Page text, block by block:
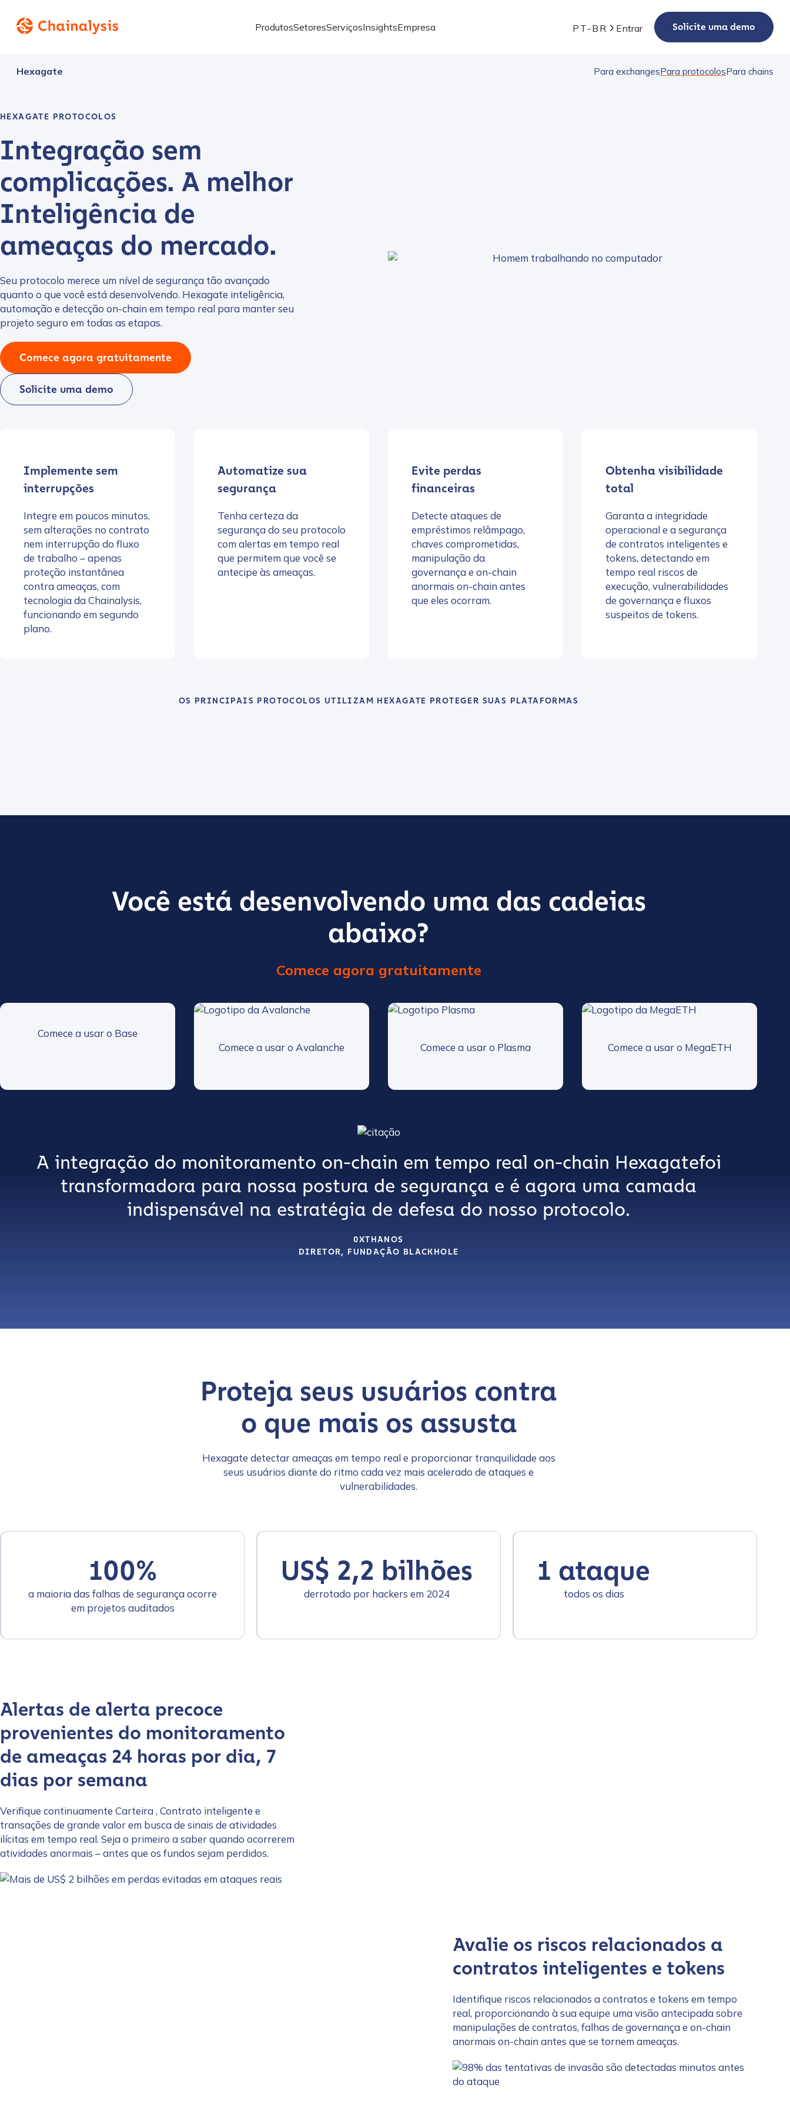
ProdutosSetoresServiçosInsightsEmpresa PT-BR Entrar Solicite uma demo
Hexagate Para exchangesPara protocolosPara chains
HEXAGATE PROTOCOLOS
Integração sem
complicações. A melhor
Inteligência de
ameaças do mercado.
Seu protocolo merece um nível de segurança tão avançado
quanto o que você está desenvolvendo. Hexagate inteligência,
automação e detecção on-chain em tempo real para manter seu
projeto seguro em todas as etapas.
Comece agora gratuitamente
Solicite uma demo
Implemente sem
interrupções
Integre em poucos minutos,
sem alterações no contrato
nem interrupção do fluxo
de trabalho – apenas
proteção instantânea
contra ameaças, com
tecnologia da Chainalysis,
funcionando em segundo
plano.
Automatize sua
segurança
Tenha certeza da
segurança do seu protocolo
com alertas em tempo real
que permitem que você se
antecipe às ameaças.
Evite perdas
financeiras
Detecte ataques de
empréstimos relâmpago,
chaves comprometidas,
manipulação da
governança e on-chain
anormais on-chain antes
que eles ocorram.
Obtenha visibilidade
total
Garanta a integridade
operacional e a segurança
de contratos inteligentes e
tokens, detectando em
tempo real riscos de
execução, vulnerabilidades
de governança e fluxos
suspeitos de tokens.
OS PRINCIPAIS PROTOCOLOS UTILIZAM HEXAGATE PROTEGER SUAS PLATAFORMAS
Você está desenvolvendo uma das cadeias
abaixo?
Comece agora gratuitamente
Comece a usar o Base
Comece a usar o Avalanche
Comece a usar o Plasma Comece a usar o MegaETH
A integração do monitoramento on-chain em tempo real on-chain Hexagatefoi
transformadora para nossa postura de segurança e é agora uma camada
indispensável na estratégia de defesa do nosso protocolo.
0XTHANOS
DIRETOR, FUNDAÇÃO BLACKHOLE
Proteja seus usuários contra
o que mais os assusta
Hexagate detectar ameaças em tempo real e proporcionar tranquilidade aos
seus usuários diante do ritmo cada vez mais acelerado de ataques e
vulnerabilidades.
100%
a maioria das falhas de segurança ocorre
em projetos auditados
US$ 2,2 bilhões
derrotado por hackers em 2024
1 ataque
todos os dias
Alertas de alerta precoce
provenientes do monitoramento
de ameaças 24 horas por dia, 7
dias por semana
Verifique continuamente Carteira , Contrato inteligente e
transações de grande valor em busca de sinais de atividades
ilícitas em tempo real. Seja o primeiro a saber quando ocorrerem
atividades anormais – antes que os fundos sejam perdidos.
Avalie os riscos relacionados a
contratos inteligentes e tokens
Identifique riscos relacionados a contratos e tokens em tempo
real, proporcionando à sua equipe uma visão antecipada sobre
manipulações de contratos, falhas de governança e on-chain
anormais on-chain antes que se tornem ameaças.
Contact us
*
First Name